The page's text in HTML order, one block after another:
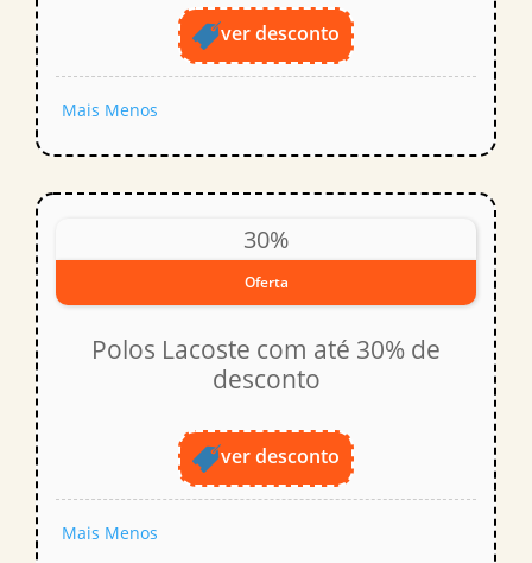
ver desconto
Mais Menos
30%
Oferta
Polos Lacoste com até 30% de
desconto
ver desconto
Mais Menos